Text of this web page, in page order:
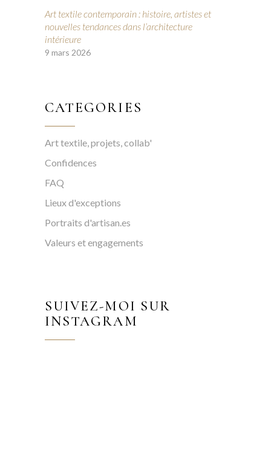
Art textile contemporain : histoire, artistes et
nouvelles tendances dans l’architecture
intérieure
9 mars 2026
CATEGORIES
Art textile, projets, collab'
Confidences
FAQ
Lieux d'exceptions
Portraits d'artisan.es
Valeurs et engagements
SUIVEZ-MOI SUR
INSTAGRAM